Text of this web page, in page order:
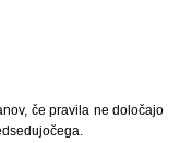
če pravila ne določajo